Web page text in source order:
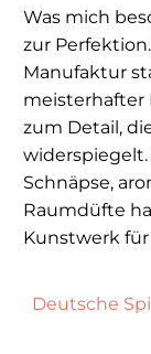
Was mich
zur
Manufaktur
meisterhafter
zum Detail,
Schnäpse,
Raumdüfte
Kunstwerk für
Deutsche